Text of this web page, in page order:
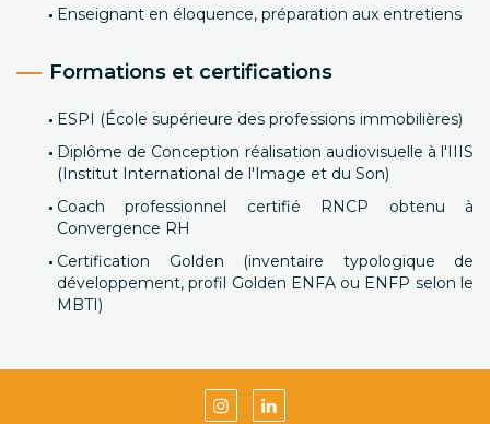
Enseignant en éloquence, préparation aux entretiens
Formations et certifications
ESPI (École supérieure des professions immobilières)
Diplôme de Conception réalisation audiovisuelle à l'IIIS
(Institut International de l'Image et du Son)
Coach professionnel certifié RNCP obtenu à
Convergence RH
Certification Golden (inventaire typologique de
développement, profil Golden ENFA ou ENFP selon le
MBTI)